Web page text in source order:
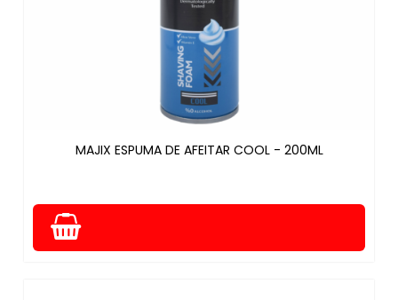
MAJIX ESPUMA DE AFEITAR COOL - 200ML